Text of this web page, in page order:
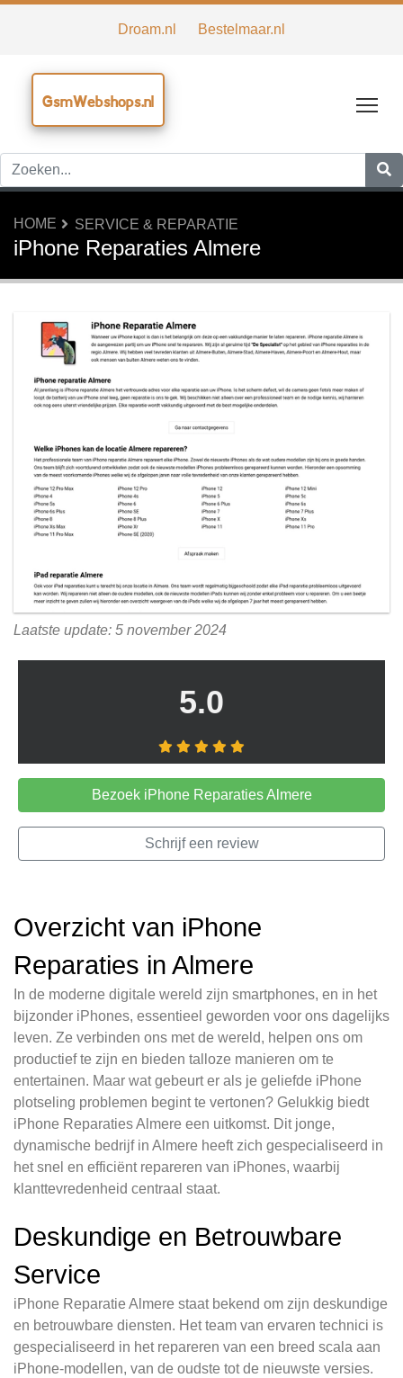
Droam.nl Bestelmaar.nl
GsmWebshops.nl
HOME SERVICE & REPARATIE
iPhone Reparaties Almere
Laatste update: 5 november 2024
5.0
Bezoek iPhone Reparaties Almere
Schrijf een review
Overzicht van iPhone
Reparaties in Almere
In de moderne digitale wereld zijn smartphones, en in het
bijzonder iPhones, essentieel geworden voor ons dagelijks
leven. Ze verbinden ons met de wereld, helpen ons om
productief te zijn en bieden talloze manieren om te
entertainen. Maar wat gebeurt er als je geliefde iPhone
plotseling problemen begint te vertonen? Gelukkig biedt
iPhone Reparaties Almere een uitkomst. Dit jonge,
dynamische bedrijf in Almere heeft zich gespecialiseerd in
het snel en efficiënt repareren van iPhones, waarbij
klanttevredenheid centraal staat.
Deskundige en Betrouwbare
Service
iPhone Reparatie Almere staat bekend om zijn deskundige
en betrouwbare diensten. Het team van ervaren technici is
gespecialiseerd in het repareren van een breed scala aan
iPhone-modellen, van de oudste tot de nieuwste versies.